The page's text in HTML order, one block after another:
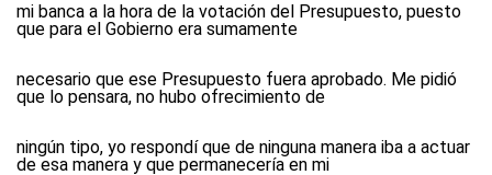
mi banca a la hora de la votación del Presupuesto, puesto
que para el Gobierno era sumamente
necesario que ese Presupuesto fuera aprobado. Me pidió
que lo pensara, no hubo ofrecimiento de
ningún tipo, yo respondí que de ninguna manera iba a actuar
de esa manera y que permanecería en mi